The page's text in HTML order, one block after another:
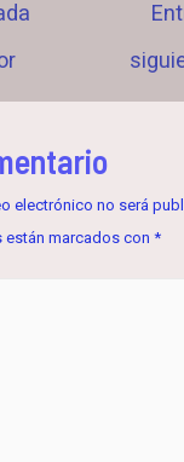
electrónico no será
marcados con *